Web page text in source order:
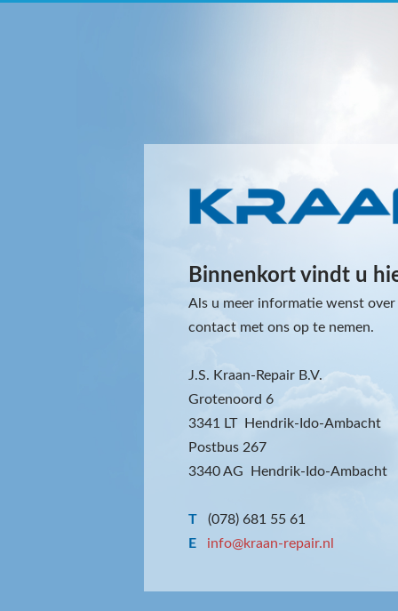
Binnenkort vindt u
Als u meer informatie wenst
contact met ons op te nemen.
J.S. Kraan-Repair B.V.
Grotenoord 6
3341 LT Hendrik-Ido-Ambacht
Postbus 267
3340 AG Hendrik-Ido-Ambacht
T
(078) 681 55 61
E
info@kraan-repair.nl